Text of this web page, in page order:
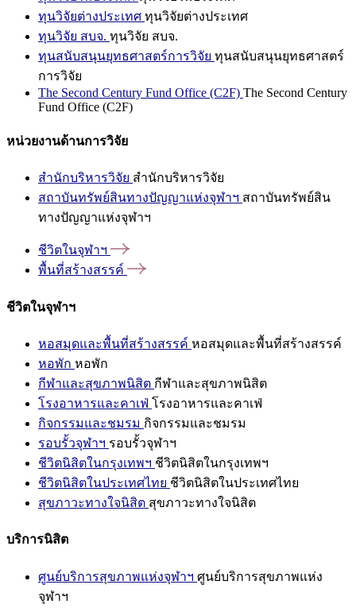
ทุนวิจัยต่างประเทศ ทุนวิจัยต่างประเทศ
ทุนวิจัย สบจ. ทุนวิจัย สบจ.
ทุนสนับสนุนยุทธศาสตร์การวิจัย ทุนสนับสนุนยุทธศาสตร์
การวิจัย
The Second Century Fund Office (C2F) The Second Century
Fund Office (C2F)
หน่วยงานด้านการวิจัย
สำนักบริหารวิจัย สำนักบริหารวิจัย
สถาบันทรัพย์สินทางปัญญาแห่งจุฬาฯ สถาบันทรัพย์สิน
ทางปัญญาแห่งจุฬาฯ
ชีวิตในจุฬาฯ
พื้นที่สร้างสรรค์
ชีวิตในจุฬาฯ
หอสมุดและพื้นที่สร้างสรรค์ หอสมุดและพื้นที่สร้างสรรค์
หอพัก หอพัก
กีฬาและสุขภาพนิสิต กีฬาและสุขภาพนิสิต
โรงอาหารและคาเฟ่ โรงอาหารและคาเฟ่
กิจกรรมและชมรม กิจกรรมและชมรม
รอบรั้วจุฬาฯ รอบรั้วจุฬาฯ
ชีวิตนิสิตในกรุงเทพฯ ชีวิตนิสิตในกรุงเทพฯ
ชีวิตนิสิตในประเทศไทย ชีวิตนิสิตในประเทศไทย
สุขภาวะทางใจนิสิต สุขภาวะทางใจนิสิต
บริการนิสิต
ศูนย์บริการสุขภาพแห่งจุฬาฯ ศูนย์บริการสุขภาพแห่ง
จุฬาฯ